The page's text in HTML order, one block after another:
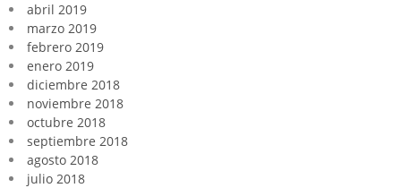
abril 2019
marzo 2019
febrero 2019
enero 2019
diciembre 2018
noviembre 2018
octubre 2018
septiembre 2018
agosto 2018
julio 2018